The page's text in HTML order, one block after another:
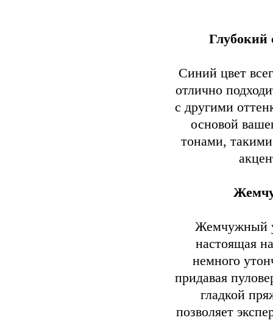
Глубокий
Синий цвет
отлично
с другими
основой
тонами,
Жемчужный
настоящая
немного
придавая
гладкой
позволяет